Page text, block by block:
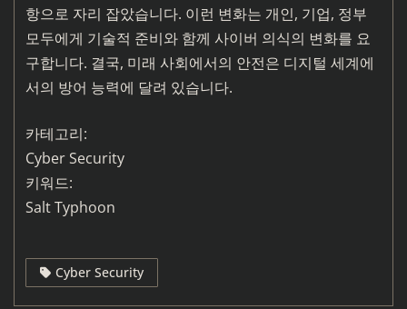
항으로 자리 잡았습니다. 이런 변화는 개인, 기업, 정부
모두에게 기술적 준비와 함께 사이버 의식의 변화를 요
구합니다. 결국, 미래 사회에서의 안전은 디지털 세계에
서의 방어 능력에 달려 있습니다.
카테고리:
Cyber Security
키워드:
Salt Typhoon
Cyber Security